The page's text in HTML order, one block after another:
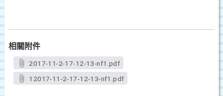
相關附件
2017-11-2-17-12-13-nf1.pdf
12017-11-2-17-12-13-nf1.pdf